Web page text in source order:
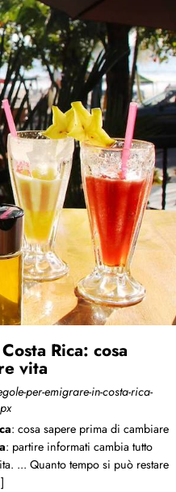
Rica: cosa
vita
per-emigrare-in-costa-rica-
: cosa sapere prima di cambiare
: partire informati cambia tutto
... Quanto tempo si può restare